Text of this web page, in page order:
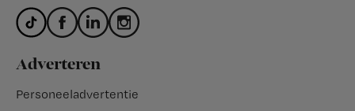
Adverteren
Personeeladvertentie